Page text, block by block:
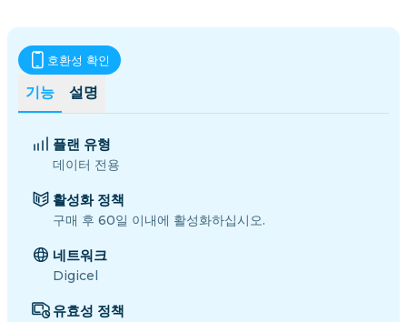
기능 설명
호환성 확인
플랜 유형
데이터 전용
활성화 정책
구매 후 60일 이내에 활성화하십시오.
네트워크
Digicel
유효성 정책